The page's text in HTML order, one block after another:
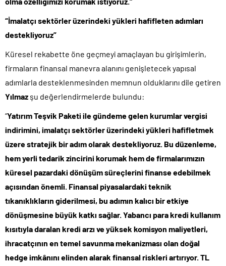
“İmalatçı sektörler üzerindeki yükleri hafifleten adımları
destekliyoruz”
Küresel rekabette öne geçmeyi amaçlayan bu girişimlerin,
firmaların finansal manevra alanını genişletecek yapısal
adımlarla desteklenmesinden memnun olduklarını dile getiren
Yılmaz şu değerlendirmelerde bulundu:
“Yatırım Teşvik Paketi ile gündeme gelen kurumlar vergisi
indirimini, imalatçı sektörler üzerindeki yükleri hafifletmek
üzere stratejik bir adım olarak destekliyoruz. Bu düzenleme,
hem yerli tedarik zincirini korumak hem de firmalarımızın
küresel pazardaki dönüşüm süreçlerini finanse edebilmek
açısından önemli. Finansal piyasalardaki teknik
tıkanıklıkların giderilmesi, bu adımın kalıcı bir etkiye
dönüşmesine büyük katkı sağlar. Yabancı para kredi kullanım
kısıtıyla daralan kredi arzı ve yüksek komisyon maliyetleri,
ihracatçının en temel savunma mekanizması olan doğal
hedge imkânını elinden alarak finansal riskleri artırıyor. TL